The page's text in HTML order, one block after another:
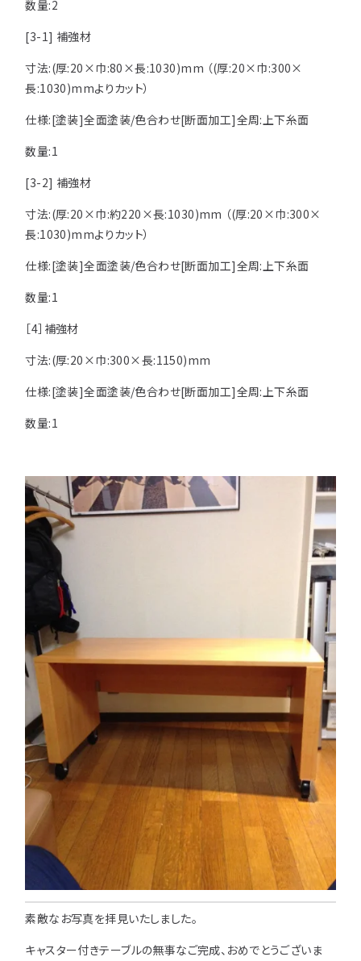
数量:2
[3-1] 補強材
寸法:(厚:20×巾:80×長:1030)mm （(厚:20×巾:300×
長:1030)mmよりカット）
仕様:[塗装]全面塗装/色合わせ[断面加工]全周:上下糸面
数量:1
[3-2] 補強材
寸法:(厚:20×巾:約220×長:1030)mm （(厚:20×巾:300×
長:1030)mmよりカット）
仕様:[塗装]全面塗装/色合わせ[断面加工]全周:上下糸面
数量:1
［4］補強材
寸法:(厚:20 × 巾:300×長:1150)mm
仕様:[塗装]全面塗装/色合わせ[断面加工]全周:上下糸面
数量:1
素敵なお写真を拝見いたしました。
キャスター付きテーブルの無事なご完成、おめでとうございま